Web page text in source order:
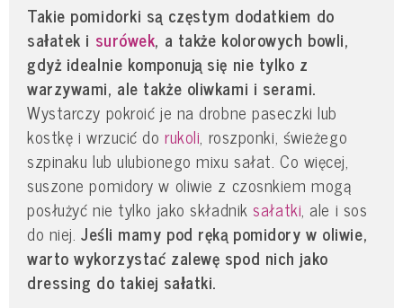
Takie pomidorki są częstym dodatkiem do
sałatek i surówek, a także kolorowych bowli,
gdyż idealnie komponują się nie tylko z
warzywami, ale także oliwkami i serami.
Wystarczy pokroić je na drobne paseczki lub
kostkę i wrzucić dorukoli, roszponki, świeżego
szpinaku lub ulubionego mixu sałat. Co więcej,
suszone pomidory w oliwie z czosnkiem mogą
posłużyć nie tylko jako składniksałatki, ale i sos
do niej. Jeśli mamy pod ręką pomidory w oliwie,
warto wykorzystać zalewę spod nich jako
dressing do takiej sałatki.